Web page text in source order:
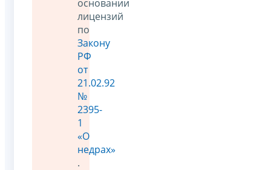
основании
лицензий
по
Закону
РФ
от
21.02.92
№
2395-
1
«О
недрах»
.